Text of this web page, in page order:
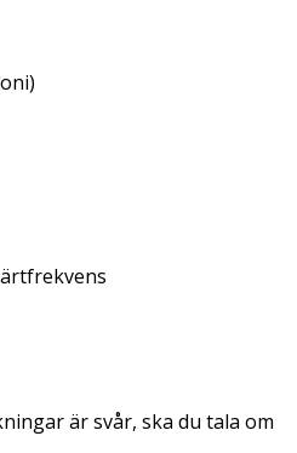
är svår, ska du tala om